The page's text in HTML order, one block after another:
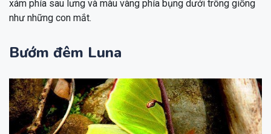
xám phía sau lưng và màu vàng phía bụng dưới trông giống
như những con mắt.
Bướm đêm Luna